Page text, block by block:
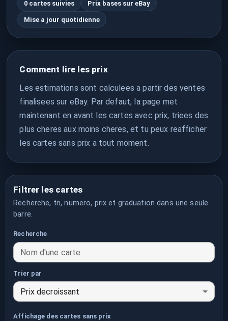
0 cartes suivies Prix bases sur eBay
Mise a jour quotidienne
Comment lire les prix
Les estimations sont calculees a partir des ventes
finalisees sur eBay. Par defaut, la page met
maintenant en avant les cartes avec prix, triees des
plus cheres aux moins cheres, et tu peux reafficher
les cartes sans prix a tout moment.
Filtrer les cartes
Recherche, tri, numero, prix et graduation dans une seule
barre.
Recherche
Nom d'une carte
Trier par
Prix decroissant
Affichage des cartes sans prix